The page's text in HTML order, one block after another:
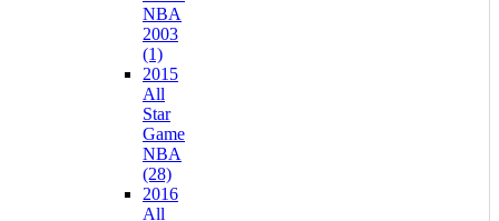
NBA
2003
(1)
2015
All
Star
Game
NBA
(28)
2016
All